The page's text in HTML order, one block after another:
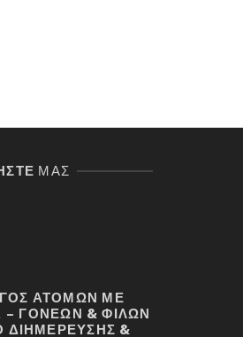
ΜΑΣ
ΑΤΟΜΩΝ ΜΕ
– ΓΟΝΕΩΝ & ΦΙΛΩΝ
ΔΙΗΜΕΡΕΥΣΗΣ &